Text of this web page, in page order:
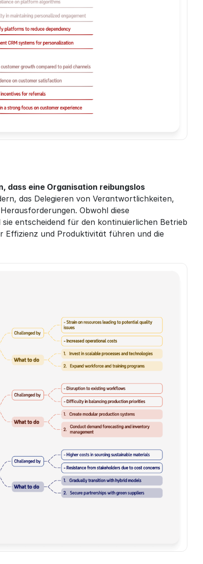
dass eine Organisation reibungslos
das Delegieren von Verantwortlichkeiten,
Obwohl diese
entscheidend für den kontinuierlichen Betrieb
Effizienz und Produktivität führen und die